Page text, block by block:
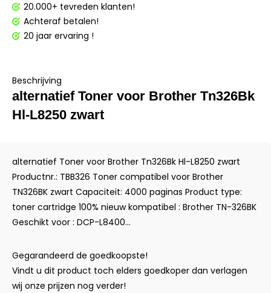
20.000+ tevreden klanten!
Achteraf betalen!
20 jaar ervaring !
Beschrijving
alternatief Toner voor Brother Tn326Bk
Hl-L8250 zwart
alternatief Toner voor Brother Tn326Bk Hl-L8250 zwart
Productnr.: TBB326 Toner compatibel voor Brother
TN326BK zwart Capaciteit: 4000 paginas Product type:
toner cartridge 100% nieuw kompatibel : Brother TN-326BK
Geschikt voor : DCP-L8400...
Gegarandeerd de goedkoopste!
Vindt u dit product toch elders goedkoper dan verlagen
wij onze prijzen nog verder!